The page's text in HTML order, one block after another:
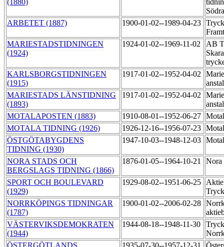
(1880)
ARBETET (1887)
1900-01-02--1989-04-23
MARIESTADSTIDNINGEN
(1924)
1924-01-02--1969-11-02
AB
KARLSBORGSTIDNINGEN
(1915)
1917-01-02--1952-04-02
MARIESTADS LÄNSTIDNING
(1893)
1917-01-02--1952-04-02
MOTALAPOSTEN (1883)
1910-08-01--1952-06-27
MOTALA TIDNING (1926)
1926-12-16--1956-07-23
ÖSTGÖTABYGDENS
TIDNING (1930)
1947-10-03--1948-12-03
NORA STADS OCH
BERGSLAGS TIDNING (1866)
1876-01-05--1964-10-21
SPORT OCH BOULEVARD
(1929)
1929-08-02--1951-06-25
NORRKÖPINGS TIDNINGAR
(1787)
1900-01-02--2006-02-28
VÄSTERVIKSDEMOKRATEN
(1944)
1944-08-18--1948-11-30